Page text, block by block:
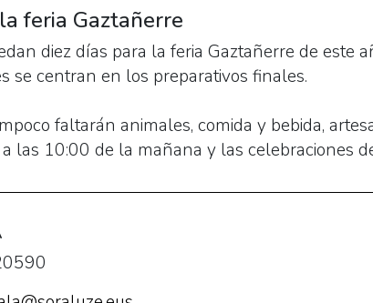
feria Gaztañerre
diez días para la feria Gaztañerre de este
se centran en los preparativos finales.
faltarán animales, comida y bebida,
las 10:00 de la mañana y las celebraciones